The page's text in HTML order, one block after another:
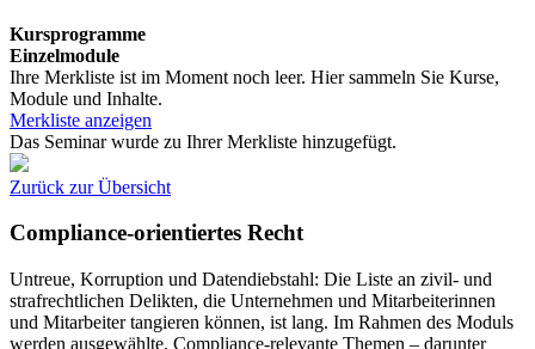
Kursprogramme
Einzelmodule
Ihre Merkliste ist im Moment noch leer. Hier sammeln Sie Kurse,
Module und Inhalte.
Merkliste anzeigen
Das Seminar wurde zu Ihrer Merkliste hinzugefügt.
Zurück zur Übersicht
Compliance-orientiertes Recht
Untreue, Korruption und Datendiebstahl: Die Liste an zivil- und
strafrechtlichen Delikten, die Unternehmen und Mitarbeiterinnen
und Mitarbeiter tangieren können, ist lang. Im Rahmen des Moduls
werden ausgewählte, Compliance-relevante Themen – darunter